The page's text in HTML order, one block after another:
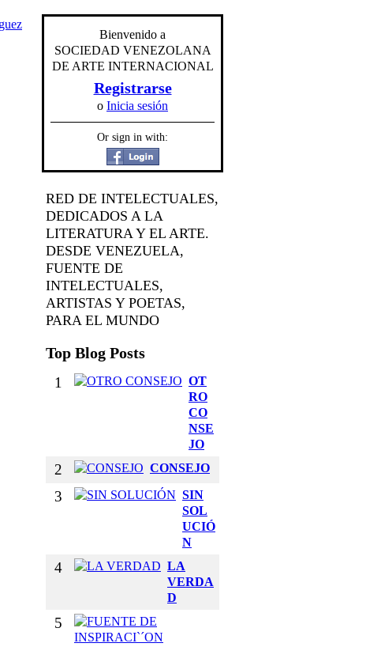
Bienvenido a
SOCIEDAD VENEZOLANA
DE ARTE INTERNACIONAL
Registrarse
o Inicia sesión
Or sign in with:
RED DE INTELECTUALES,
DEDICADOS A LA
LITERATURA Y EL ARTE.
DESDE VENEZUELA,
FUENTE DE
INTELECTUALES,
ARTISTAS Y POETAS,
PARA EL MUNDO
Top Blog Posts
1
OT
RO
CO
NSE
JO
2 CONSEJO
3
SIN
SOL
UCIÓ
N
4
LA
VERDA
D
5